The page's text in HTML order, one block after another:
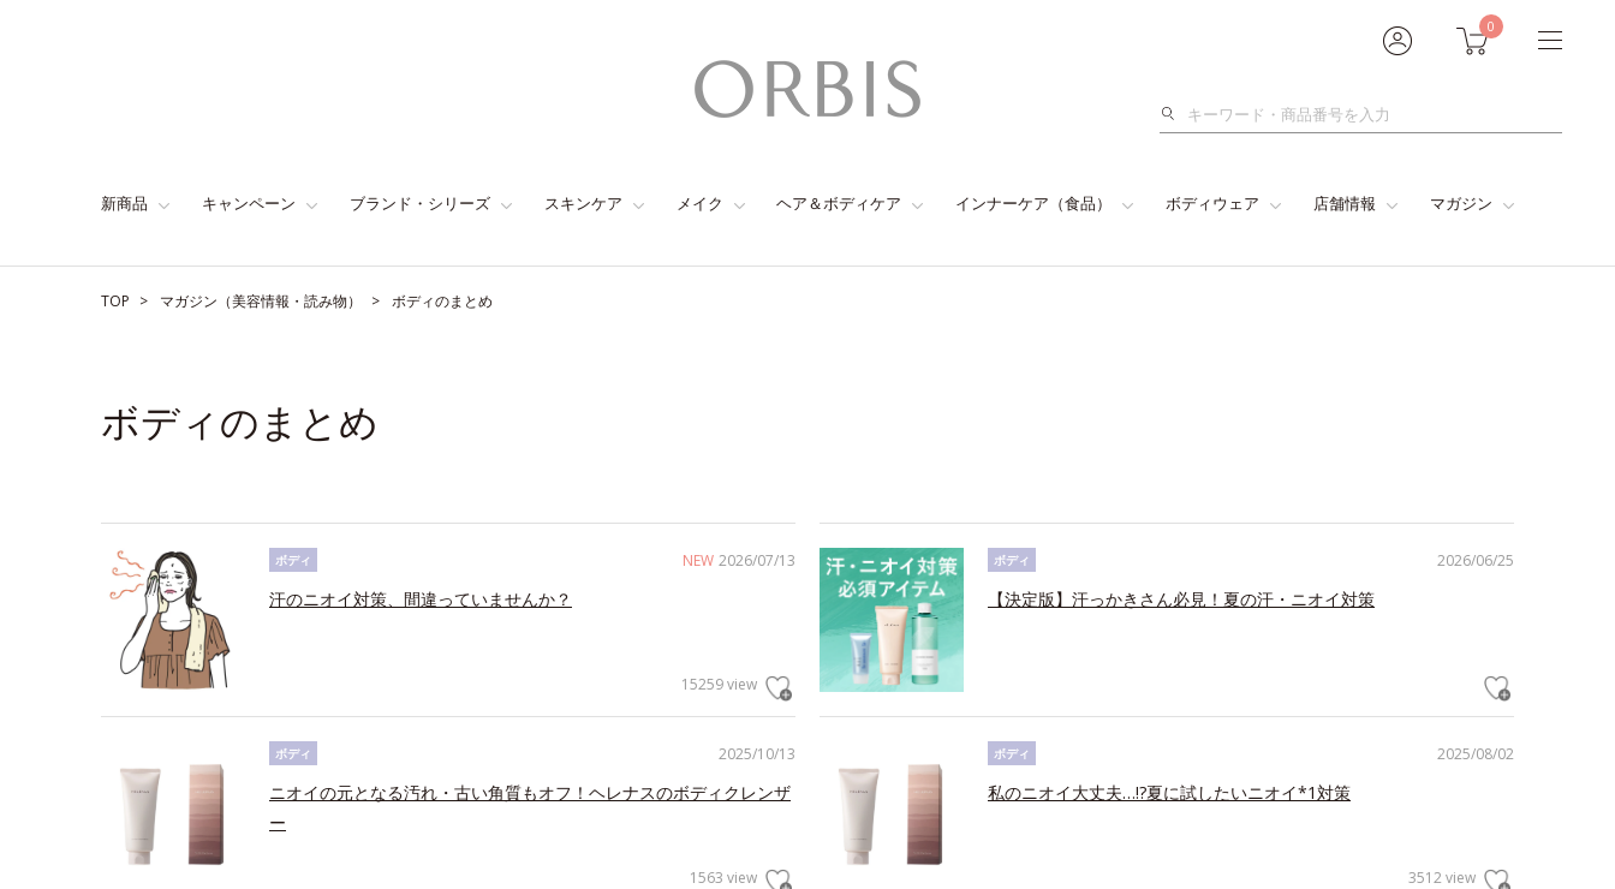
0
検
新商品 キャンペーン ブランド・シリーズ スキンケア メイク ヘア＆ボディケア インナーケア（食品） ボディウェア 店舗情報 マガジン
TOP マガジン（美容情報・読み物） ボディのまとめ
ボディのまとめ
NEW 2026/07/13
ボディ
汗のニオイ対策、間違っていませんか？
15259 view
2026/06/25
ボディ
【決定版】汗っかきさん必見！夏の汗・ニオイ対策
2025/10/13
ボディ
ニオイの元となる汚れ・古い角質もオフ！ヘレナスのボディクレンザ
ー
1563 view
2025/08/02
ボディ
私のニオイ大丈夫…!?夏に試したいニオイ*1対策
3512 view